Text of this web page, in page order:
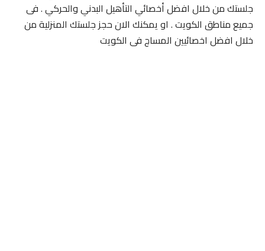
جلستك من خلال افضل أخصائي التأهيل البدني والحركي . فى
جميع مناطق الكويت . او يمكنك الان حجز جلستك المنزلية من
خلال افضل اخصائيين المساج فى الكويت